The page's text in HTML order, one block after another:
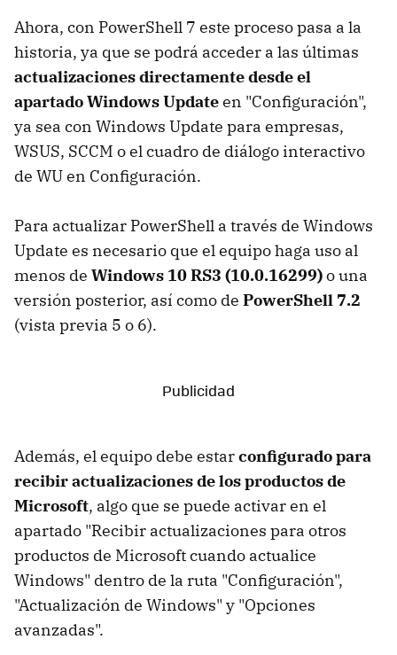
Ahora, con PowerShell 7 este proceso pasa a la
historia, ya que se podrá acceder a las últimas
actualizaciones directamente desde el
apartado Windows Updateen "Configuración",
ya sea con Windows Update para empresas,
WSUS, SCCM o el cuadro de diálogo interactivo
de WU en Configuración.
Para actualizar PowerShell a través de Windows
Update es necesario que el equipo haga uso al
menos de Windows 10 RS3 (10.0.16299)o una
versión posterior, así como de PowerShell 7.2
(vista previa 5 o 6).
Además, el equipo debe estarconfigurado para
recibir actualizaciones de los productos de
Microsoft, algo que se puede activar en el
apartado "Recibir actualizaciones para otros
productos de Microsoft cuando actualice
Windows" dentro de la ruta "Configuración",
"Actualización de Windows" y "Opciones
avanzadas".